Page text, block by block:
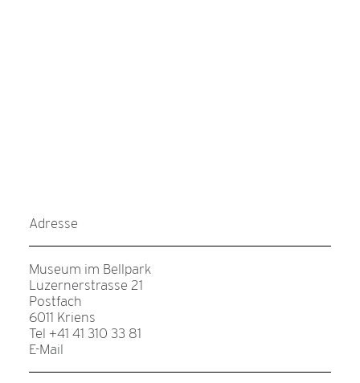
Adresse
Museum im Bellpark
Luzernerstrasse 21
Postfach
6011 Kriens
Tel +41 41 310 33 81
E-Mail